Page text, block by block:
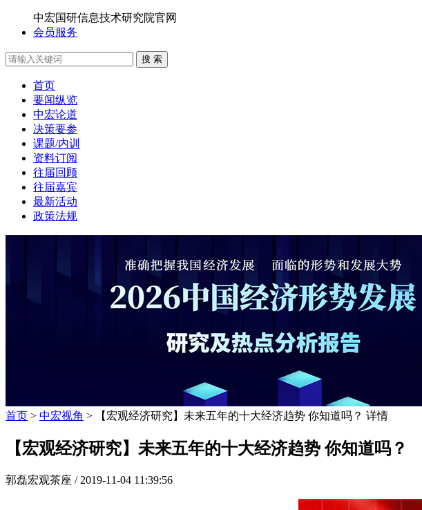
中宏国研信息技术研究院官网
会员服务
搜 索
首页
要闻纵览
中宏论道
决策要参
课题/内训
资料订阅
往届回顾
往届嘉宾
最新活动
政策法规
首页 > 中宏视角 > 【宏观经济研究】未来五年的十大经济趋势 你知道吗？ 详情
【宏观经济研究】未来五年的十大经济趋势 你知道吗？
郭磊宏观茶座 / 2019-11-04 11:39:56